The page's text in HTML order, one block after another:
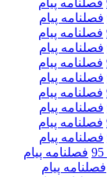
فصلنامه پیام
فصلنامه پیام
فصلنامه پیام
فصلنامه پیام
فصلنامه پیام
فصلنامه پیام
فصلنامه پیام
فصلنامه پیام
فصلنامه پیام
فصلنامه پیام
فصلنامه پیام